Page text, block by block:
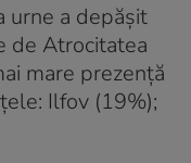
urne a depășit
de Atrocitatea
mare prezență
Ilfov (19%);